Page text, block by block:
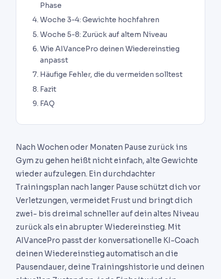
Phase
Woche 3-4: Gewichte hochfahren
Woche 5-8: Zurück auf altem Niveau
Wie AIVancePro deinen Wiedereinstieg
anpasst
Häufige Fehler, die du vermeiden solltest
Fazit
FAQ
Nach Wochen oder Monaten Pause zurück ins
Gym zu gehen heißt nicht einfach, alte Gewichte
wieder aufzulegen. Ein durchdachter
Trainingsplan nach langer Pause schützt dich vor
Verletzungen, vermeidet Frust und bringt dich
zwei- bis dreimal schneller auf dein altes Niveau
zurück als ein abrupter Wiedereinstieg. Mit
AIVancePro passt der konversationelle KI-Coach
deinen Wiedereinstieg automatisch an die
Pausendauer, deine Trainingshistorie und deinen